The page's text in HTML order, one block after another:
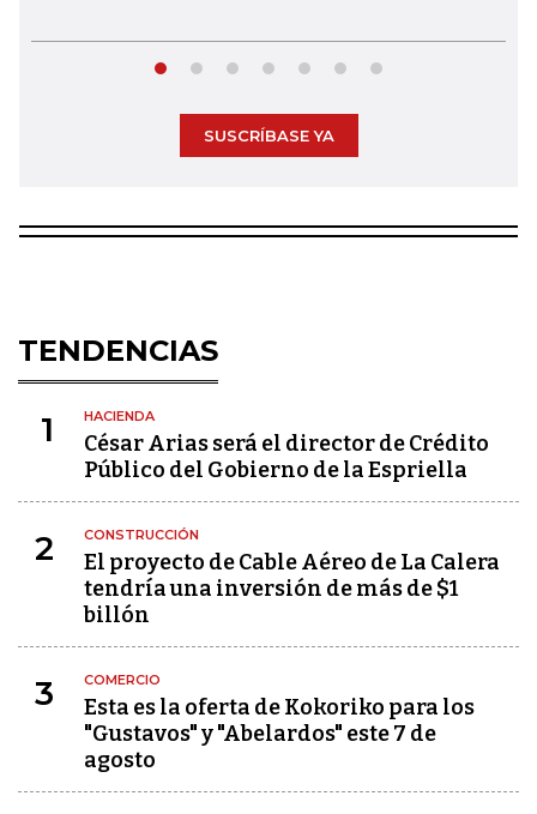
SUSCRÍBASE YA
TENDENCIAS
1 HACIENDA
César Arias será el director de Crédito
Público del Gobierno de la Espriella
2 CONSTRUCCIÓN
El proyecto de Cable Aéreo de La Calera
tendría una inversión de más de $1
billón
3 COMERCIO
Esta es la oferta de Kokoriko para los
"Gustavos" y "Abelardos" este 7 de
agosto